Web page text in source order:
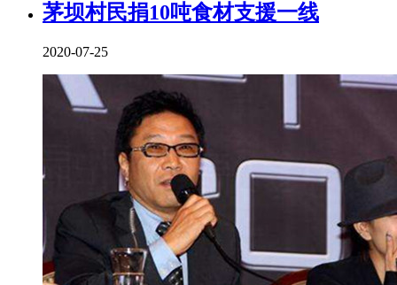
茅坝村民捐10吨食材支援一线
2020-07-25